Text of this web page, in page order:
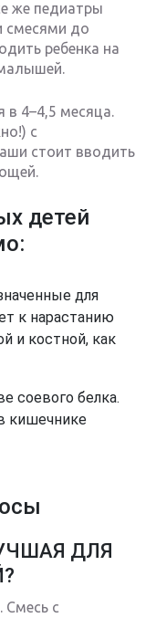
же педиатры
смесями до
ребенка на
4–4,5 месяца.
с
стоит вводить
детей
для
к нарастанию
и костной, как
соевого белка.
кишечнике
ДЛЯ
Смесь с